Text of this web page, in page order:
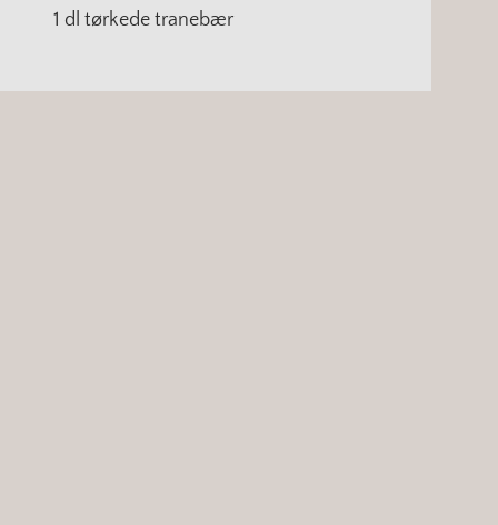
1 dl tørkede tranebær